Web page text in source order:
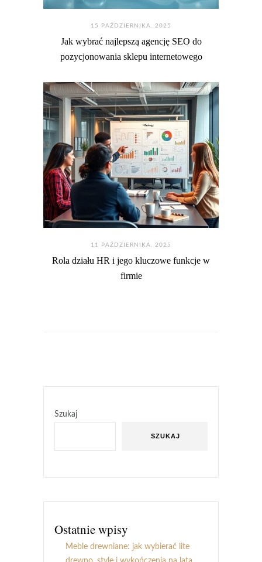
15 PAŹDZIERNIKA. 2025
Jak wybrać najlepszą agencję SEO do
pozycjonowania sklepu internetowego
11 PAŹDZIERNIKA. 2025
Rola działu HR i jego kluczowe funkcje w
firmie
Szukaj
SZUKAJ
Ostatnie wpisy
Meble drewniane: jak wybierać lite